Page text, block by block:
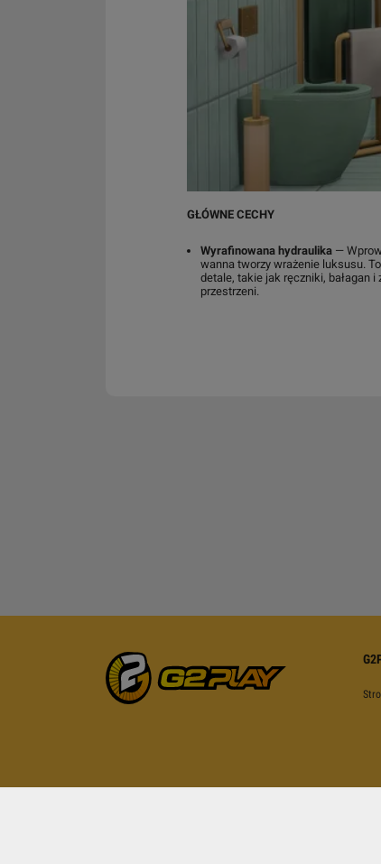
GŁÓWNE CECHY
Wyrafinowana hydraulika —
wanna tworzy wrażenie luksusu.
detale, takie jak ręczniki, bałagan
przestrzeni.